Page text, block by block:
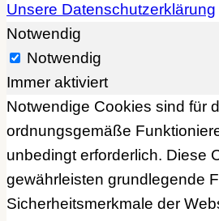
Unsere Datenschutzerklärung
Notwendig
Notwendig
Immer aktiviert
Notwendige Cookies sind für
ordnungsgemäße
unbedingt erforderlich. Diese
gewährleisten grundlegende
Sicherheitsmerkmale der